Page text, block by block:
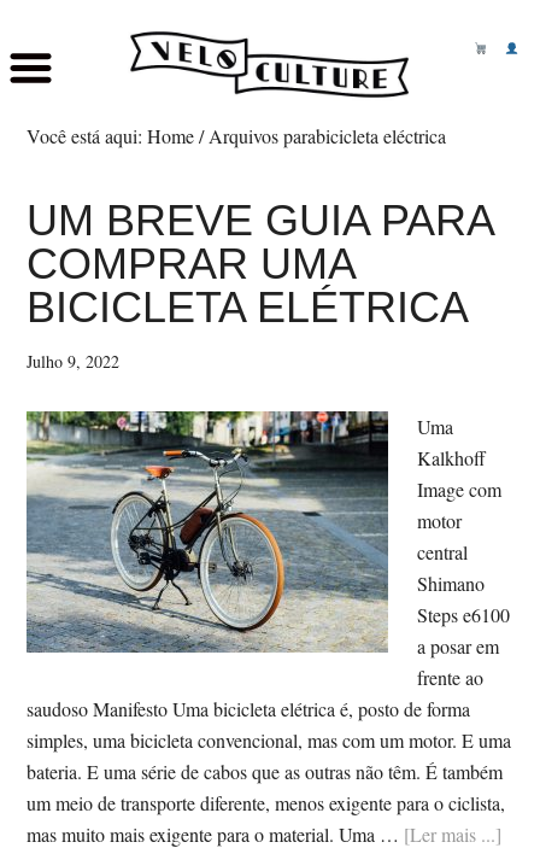
Skip
main
Saltar
Você está aqui:Home /Arquivos parabicicleta eléctrica
UM BREVE GUIA PARA
COMPRAR UMA
BICICLETA ELÉTRICA
Julho 9, 2022
Uma
Kalkhoff
Image com
motor
central
Shimano
Steps e6100
a posar em
frente ao
saudoso Manifesto Uma bicicleta elétrica é, posto de forma
simples, uma bicicleta convencional, mas com um motor. E uma
bateria. E uma série de cabos que as outras não têm. É também
um meio de transporte diferente, menos exigente para o ciclista,
mas muito mais exigente para o material. Uma … [Ler mais ...]